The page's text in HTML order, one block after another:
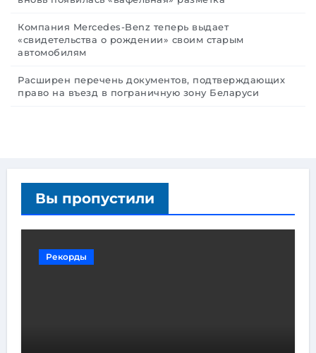
Компания Mercedes-Benz теперь выдает
«свидетельства о рождении» своим старым
автомобилям
Расширен перечень документов, подтверждающих
право на въезд в пограничную зону Беларуси
Вы пропустили
Рекорды